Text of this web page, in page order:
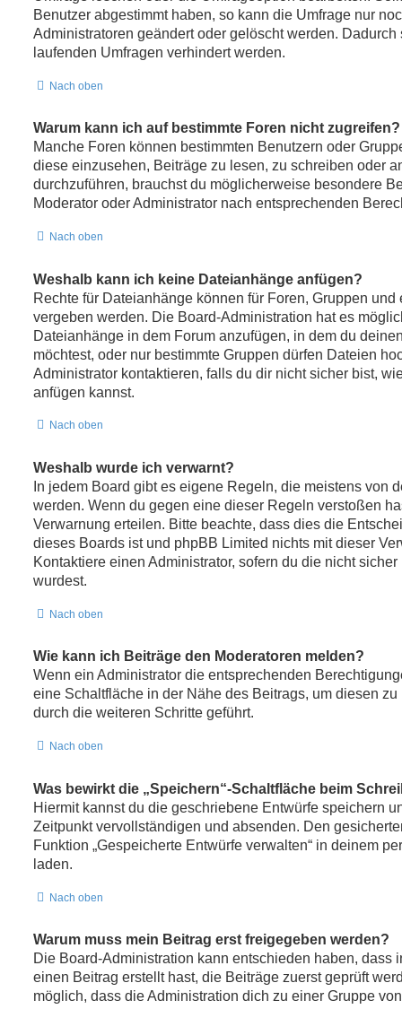
Benutzer abgestimmt haben, so kann die Umfrage nur
Administratoren geändert oder gelöscht werden.
laufenden Umfragen verhindert werden.
Nach oben
Warum kann ich auf bestimmte Foren nicht zugreifen?
Manche Foren können bestimmten Benutzern oder
diese einzusehen, Beiträge zu lesen, zu schreiben oder
durchzuführen, brauchst du möglicherweise besondere
Moderator oder Administrator nach entsprechenden
Nach oben
Weshalb kann ich keine Dateianhänge anfügen?
Rechte für Dateianhänge können für Foren, Gruppen
vergeben werden. Die Board-Administration hat es
Dateianhänge in dem Forum anzufügen, in dem du
möchtest, oder nur bestimmte Gruppen dürfen Dateien
Administrator kontaktieren, falls du dir nicht sicher bist,
anfügen kannst.
Nach oben
Weshalb wurde ich verwarnt?
In jedem Board gibt es eigene Regeln, die meistens von
werden. Wenn du gegen eine dieser Regeln verstoßen
Verwarnung erteilen. Bitte beachte, dass dies die
dieses Boards ist und phpBB Limited nichts mit dieser
Kontaktiere einen Administrator, sofern du die nicht
wurdest.
Nach oben
Wie kann ich Beiträge den Moderatoren melden?
Wenn ein Administrator die entsprechenden
eine Schaltfläche in der Nähe des Beitrags, um diesen
durch die weiteren Schritte geführt.
Nach oben
Was bewirkt die „Speichern“-Schaltfläche beim
Hiermit kannst du die geschriebene Entwürfe speichern
Zeitpunkt vervollständigen und absenden. Den
Funktion „Gespeicherte Entwürfe verwalten“ in deinem
laden.
Nach oben
Warum muss mein Beitrag erst freigegeben werden?
Die Board-Administration kann entschieden haben, dass
einen Beitrag erstellt hast, die Beiträge zuerst geprüft
möglich, dass die Administration dich zu einer Gruppe